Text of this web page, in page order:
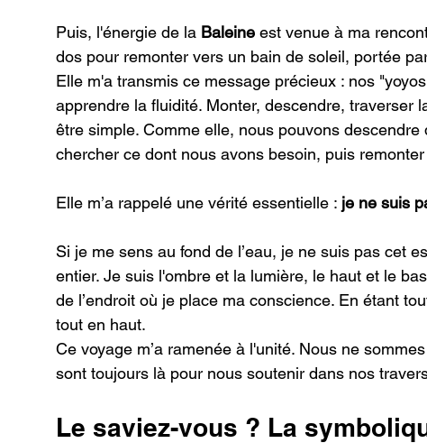
Puis, l'énergie de la Baleine est venue à ma
dos pour remonter vers un bain de soleil, portée
Elle m'a transmis ce message précieux : nos
apprendre la fluidité. Monter, descendre, traverser
être simple. Comme elle, nous pouvons
chercher ce dont nous avons besoin, puis
Elle m’a rappelé une vérité essentielle : je ne suis
Si je me sens au fond de l’eau, je ne suis pas cet
entier. Je suis l'ombre et la lumière, le haut et le
de l’endroit où je place ma conscience. En étant
tout en haut.
Ce voyage m’a ramenée à l'unité. Nous ne
sont toujours là pour nous soutenir dans nos
Le saviez-vous ? La